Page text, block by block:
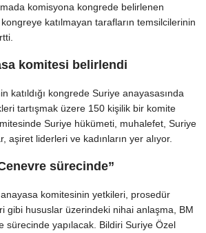
komisyona kongrede belirlenen
katılmayan tarafların temsilcilerinin
komitesi belirlendi
katıldığı kongrede Suriye anayasasında
tartışmak üzere 150 kişilik bir komite
Suriye hükümeti, muhalefet, Suriye
aşiret liderleri ve kadınların yer alıyor.
sürecinde”
komitesinin yetkileri, prosedür
gibi hususlar üzerindeki nihai anlaşma, BM
sürecinde yapılacak. Bildiri Suriye Özel